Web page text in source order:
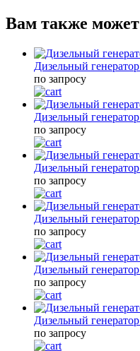
Вам также
Дизельный
по запросу
Дизельный
по запросу
Дизельный
по запросу
Дизельный
по запросу
Дизельный
по запросу
Дизельный
по запросу